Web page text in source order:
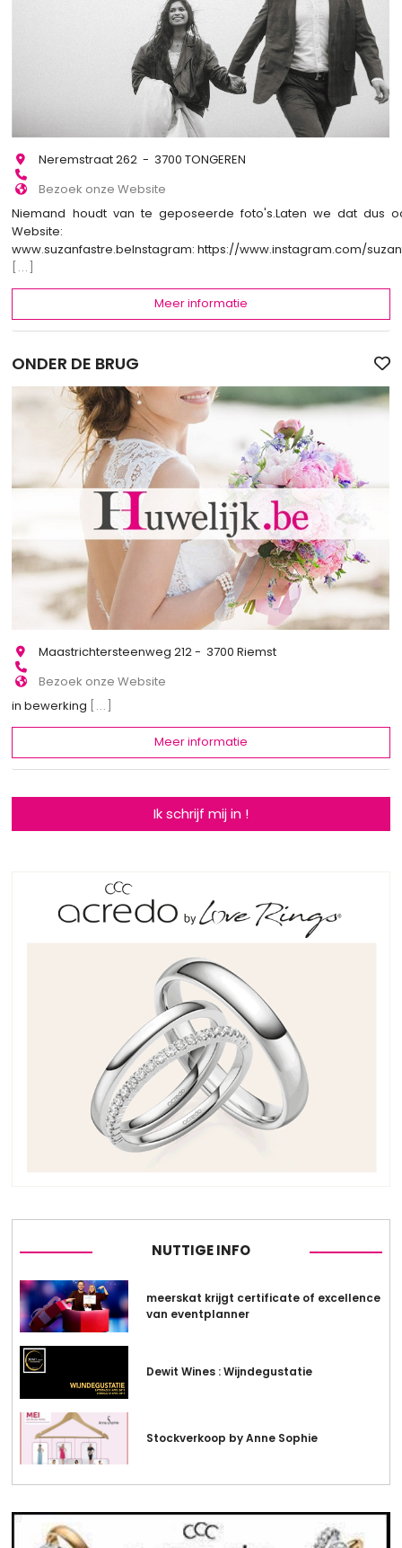
Neremstraat 262 - 3700 TONGEREN
Bezoek onze Website
Niemand houdt van te geposeerde foto's.Laten we dat dus
Website:
www.suzanfastre.beInstagram: https://www.instagram.com/
[...]
Meer informatie
ONDER DE BRUG
Maastrichtersteenweg 212 - 3700 Riemst
Bezoek onze Website
in bewerking [...]
Meer informatie
Ik schrijf mij in !
NUTTIGE INFO
meerskat krijgt certificate of excellence
van eventplanner
Dewit Wines : Wijndegustatie
Stockverkoop by Anne Sophie